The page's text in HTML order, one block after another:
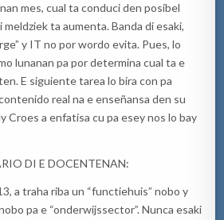
mes,cual ta conduci den posibel
meldziek ta aumenta.Banda di esaki,
” y IT no por wordo evita. Pues, lo
lunanan pa por determina cual ta e
E siguiente tarea lo bira con pa
real na e enseñansa den su
Croes a enfatisa cu pa esey nos lo bay
DI E DOCENTENAN:
, a traha riba un “functiehuis” nobo y
pa e “onderwijssector”. Nunca esaki